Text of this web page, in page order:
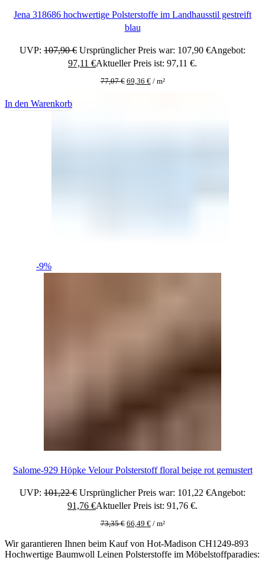
Jena 318686 hochwertige Polsterstoffe im Landhausstil gestreift
blau
UVP: 107,90€ Ursprünglicher Preis war: 107,90 €Angebot:
97,11 €Aktueller Preis ist: 97,11 €.
77,07€ 69,36 €/ m²
-9%
In den Warenkorb
Salome-929 Höpke Velour Polsterstoff floral beige rot gemustert
UVP: 101,22€ Ursprünglicher Preis war: 101,22 €Angebot:
91,76 €Aktueller Preis ist: 91,76 €.
73,35€ 66,49 €/ m²
Wir garantieren Ihnen beim Kauf von Hot-Madison CH1249-893
Hochwertige Baumwoll Leinen Polsterstoffe im Möbelstoffparadies: